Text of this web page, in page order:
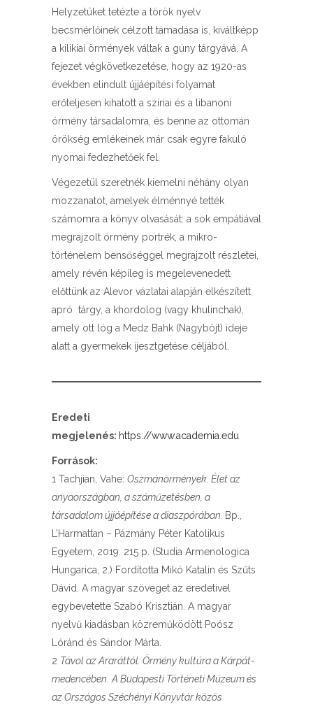
Helyzetüket tetézte a török nyelv
becsmérlőinek célzott támadása is, kiváltképp
a kilikiai örmények váltak a gúny tárgyává. A
fejezet végkövetkezetése, hogy az 1920-as
években elindult újjáépítési folyamat
erőteljesen kihatott a szíriai és a libanoni
örmény társadalomra, és benne az ottomán
örökség emlékeinek már csak egyre fakuló
nyomai fedezhetőek fel.
Végezetül szeretnék kiemelni néhány olyan
mozzanatot, amelyek élménnyé tették
számomra a könyv olvasását: a sok empátiával
megrajzolt örmény portrék, a mikro-
történelem bensőséggel megrajzolt részletei,
amely révén képileg is megelevenedett
előttünk az Alevor vázlatai alapján elkészített
apró tárgy, a khordolog (vagy khulinchak),
amely ott lóg a Medz Bahk (Nagyböjt) ideje
alatt a gyermekek ijesztgetése céljából.
Eredeti
megjelenés: https://www.academia.edu
Források:
1 Tachjian, Vahe: Oszmán­örmények. Élet az
anyaországban, a száműzetésben, a
társadalom újjáépítése a diaszpórában. Bp.,
L’Harmattan – Pázmány Péter Katolikus
Egyetem, 2019. 215 p. (Studia Armenologica
Hungarica, 2.) Fordította Mikó Katalin és Szűts
Dávid. A magyar szöveget az eredetivel
egybevetette Szabó Krisztián. A magyar
nyelvű kiadásban közreműködött Poósz
Lóránd és Sándor Márta.
2 Távol az Araráttól. Örmény kultúra a Kárpát­
medencében A Budapesti Történeti Múzeum és
az Országos Széchényi Könyvtár közös